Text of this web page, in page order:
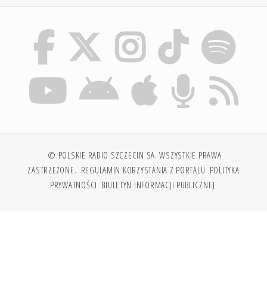
© POLSKIE RADIO SZCZECIN SA. WSZYSTKIE PRAWA
ZASTRZEŻONE. REGULAMIN KORZYSTANIA Z PORTALU POLITYKA
PRYWATNOŚCI BIULETYN INFORMACJI PUBLICZNEJ